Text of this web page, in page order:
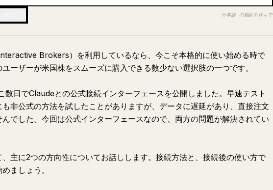
日本語 の翻訳を表示中
Brokers）を利用しているなら、今こそ本格的に使い始める時で
ーザーが米国株をスムーズに購入できる数少ない選択肢の一つです。
数日でClaudeとの公式接続インターフェースを公開しました。早速テスト
も非公式の方法を試したことがありますが、データに遅延があり、直接注文
でした。今回は公式インターフェースなので、両方の問題が解決されてい
主に2つの方向性についてお話しします。接続方法と、接続後の使い方で
ましょう。